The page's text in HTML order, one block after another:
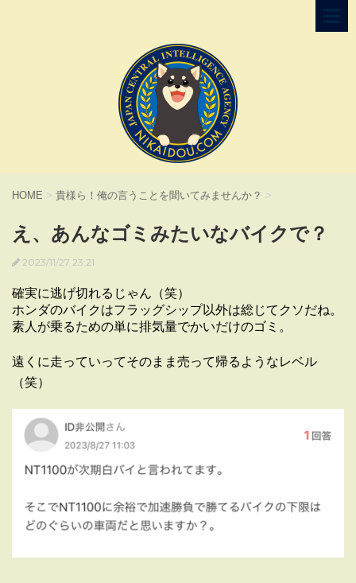
HOME > 貴様ら！俺の言うことを聞いてみませんか？ >
え、あんなゴミみたいなバイクで？
2023/11/27 23:21
確実に逃げ切れるじゃん（笑）
ホンダのバイクはフラッグシップ以外は総じてクソだね。
素人が乗るための単に排気量でかいだけのゴミ。
遠くに走っていってそのまま売って帰るようなレベル
（笑）